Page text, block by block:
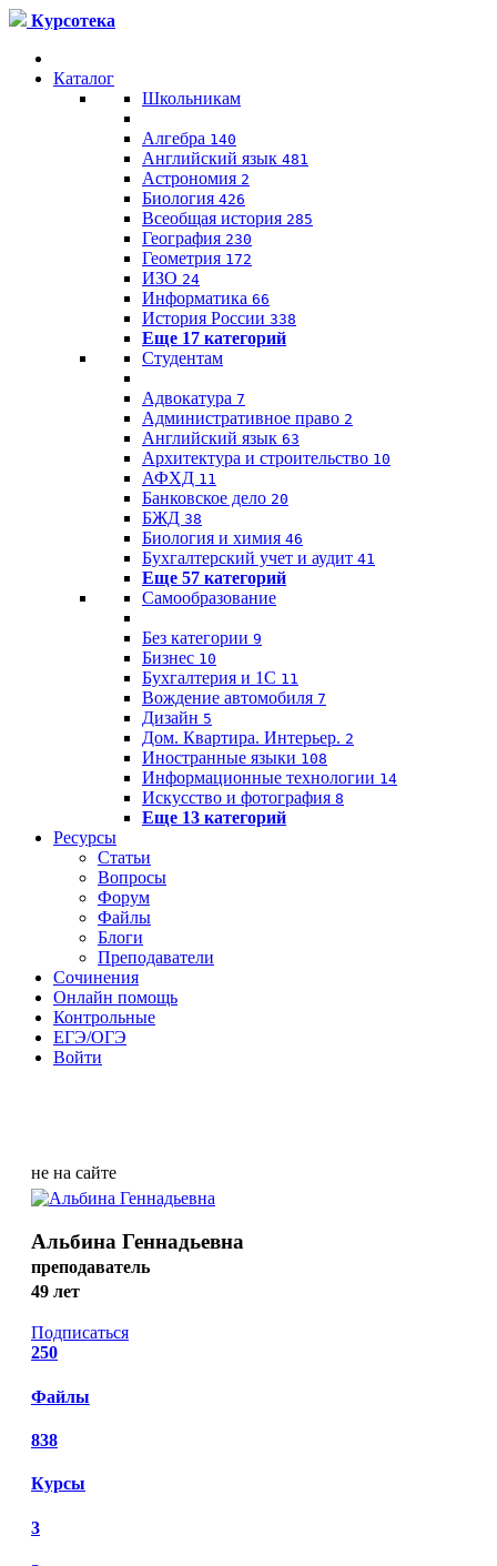
Курсотека
Каталог
Школьникам
Алгебра 140
Английский язык 481
Астрономия 2
Биология 426
Всеобщая история 285
География 230
Геометрия 172
ИЗО 24
Информатика 66
История России 338
Еще 17 категорий
Студентам
Адвокатура 7
Административное право 2
Английский язык 63
Архитектура и строительство 10
АФХД 11
Банковское дело 20
БЖД 38
Биология и химия 46
Бухгалтерский учет и аудит 41
Еще 57 категорий
Самообразование
Без категории 9
Бизнес 10
Бухгалтерия и 1C 11
Вождение автомобиля 7
Дизайн 5
Дом. Квартира. Интерьер. 2
Иностранные языки 108
Информационные технологии 14
Искусство и фотография 8
Еще 13 категорий
Ресурсы
Статьи
Вопросы
Форум
Файлы
Блоги
Преподаватели
Сочинения
Онлайн помощь
Контрольные
ЕГЭ/ОГЭ
Войти
не на сайте
Альбина Геннадьевна
преподаватель
49 лет
Подписаться
250
Файлы
838
Курсы
3